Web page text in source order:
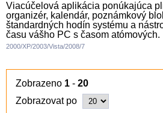
Viacúčelová aplikácia ponúkajúca
organizér, kalendár, poznámkový
štandardných hodín systému a
času vášho PC s časom atómových.
2000/XP/2003/Vista/2008/7
Zobrazeno 1 - 20
Zobrazovat po